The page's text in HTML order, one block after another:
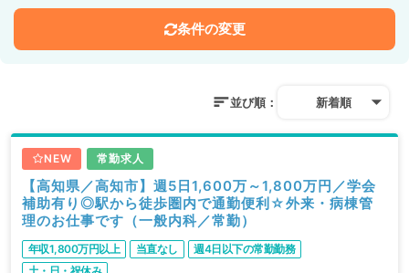
条件の変更
並び順： 新着順
NEW 常勤求人
【高知県／高知市】週5日1,600万～1,800万円／学会
補助有り◎駅から徒歩圏内で通勤便利☆外来・病棟管
理のお仕事です（一般内科／常勤）
年収1,800万円以上 当直なし
週4日以下の常勤勤務